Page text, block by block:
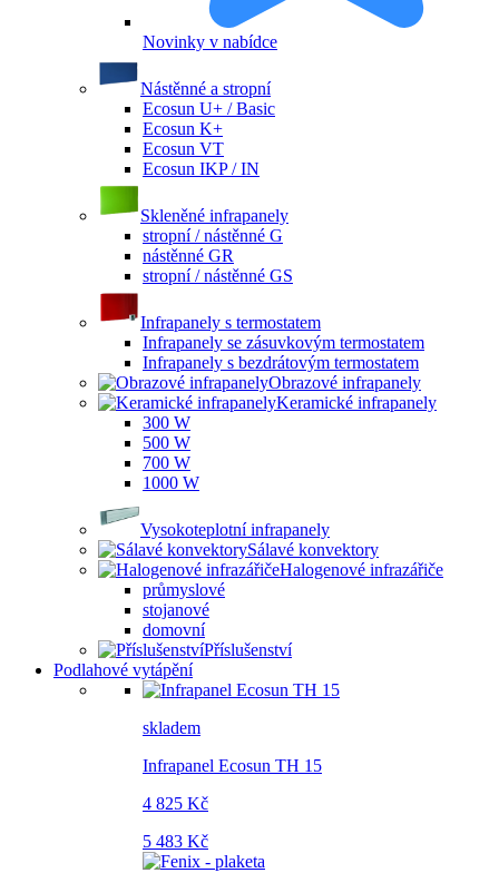
Novinky v nabídce
Nástěnné a stropní
Ecosun U+ / Basic
Ecosun K+
Ecosun VT
Ecosun IKP / IN
Skleněné infrapanely
stropní / nástěnné G
nástěnné GR
stropní / nástěnné GS
Infrapanely s termostatem
Infrapanely se zásuvkovým termostatem
Infrapanely s bezdrátovým termostatem
Obrazové infrapanely
Keramické infrapanely
300 W
500 W
700 W
1000 W
Vysokoteplotní infrapanely
Sálavé konvektory
Halogenové infrazářiče
průmyslové
stojanové
domovní
Příslušenství
Podlahové vytápění
skladem
Infrapanel Ecosun TH 15
4 825 Kč
5 483 Kč